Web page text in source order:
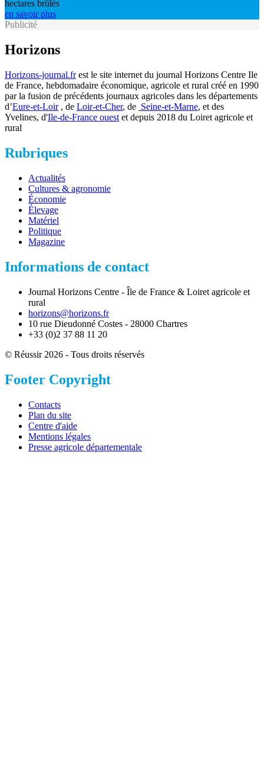
hectares brûlés
en savoir plus
Publicité
Horizons
Horizons-journal.frest le site internet du journal Horizons Centre Ile
de France, hebdomadaire économique, agricole et rural créé en 1990
par la fusion de précédents journaux agricoles dans les départements
d’Eure-et-Loir, de Loir-et-Cher, de Seine-et-Marne, et des
Yvelines, d'Ile-de-France ouest et depuis 2018 du Loiret agricole et
rural
Rubriques
Actualités
Cultures & agronomie
Économie
Élevage
Matériel
Politique
Magazine
Informations de contact
Journal Horizons Centre - Île de France & Loiret agricole et
rural
horizons@horizons.fr
10 rue Dieudonné Costes - 28000 Chartres
+33 (0)2 37 88 11 20
© Réussir 2026 - Tous droits réservés
Footer Copyright
Contacts
Plan du site
Centre d'aide
Mentions légales
Presse agricole départementale